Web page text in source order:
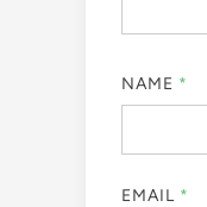
NAME *
EMAIL *